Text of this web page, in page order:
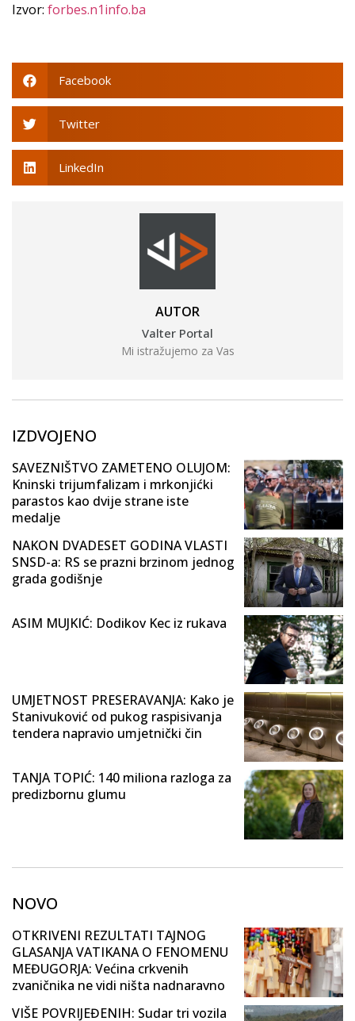
Izvor: forbes.n1info.ba
Facebook
Twitter
LinkedIn
AUTOR
Valter Portal
Mi istražujemo za Vas
IZDVOJENO
SAVEZNIŠTVO ZAMETENO OLUJOM:
Kninski trijumfalizam i mrkonjićki
parastos kao dvije strane iste
medalje
NAKON DVADESET GODINA VLASTI
SNSD-a: RS se prazni brzinom jednog
grada godišnje
ASIM MUJKIĆ: Dodikov Kec iz rukava
UMJETNOST PRESERAVANJA: Kako je
Stanivuković od pukog raspisivanja
tendera napravio umjetnički čin
TANJA TOPIĆ: 140 miliona razloga za
predizbornu glumu
NOVO
OTKRIVENI REZULTATI TAJNOG
GLASANJA VATIKANA O FENOMENU
MEĐUGORJA: Većina crkvenih
zvaničnika ne vidi ništa nadnaravno
VIŠE POVRIJEĐENIH: Sudar tri vozila